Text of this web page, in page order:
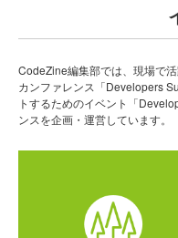
CodeZine編集部では、現場で
カンファレンス「Developers
トするためのイベント「
ンスを企画・運営しています。